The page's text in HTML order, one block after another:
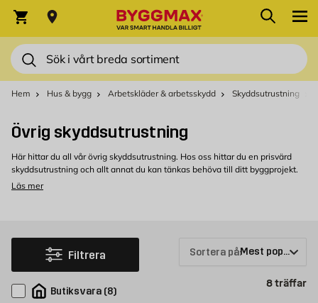
Sök
Varukorg Sök
Hem Hus & bygg Arbetskläder & arbetsskydd Skyddsutrustning
Övrig skyddsutrustning
Här hittar du all vår övrig skyddsutrustning. Hos oss hittar du en prisvärd
skyddsutrustning och allt annat du kan tänkas behöva till ditt byggprojekt.
att se vilken skyddsutrustning som vi kan erbjuda.
Läs mer
Filtrera
Butiksvara (8)
Sortera på:
8träffar